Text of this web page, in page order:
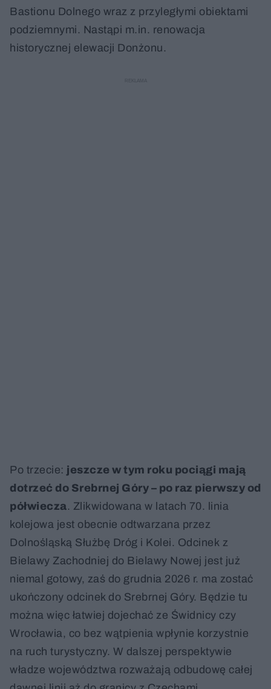
Bastionu Dolnego wraz z przyległymi obiektami
podziemnymi. Nastąpi m.in. renowacja
historycznej elewacji Donżonu.
Po trzecie: jeszcze w tym roku pociągi mają
dotrzeć do Srebrnej Góry – po raz pierwszy od
półwiecza. Zlikwidowana w latach 70. linia
kolejowa jest obecnie odtwarzana przez
Dolnośląską Służbę Dróg i Kolei. Odcinek z
Bielawy Zachodniej do Bielawy Nowej jest już
niemal gotowy, zaś do grudnia 2026 r. ma zostać
ukończony odcinek do Srebrnej Góry. Będzie tu
można więc łatwiej dojechać ze Świdnicy czy
Wrocławia, co bez wątpienia wpłynie korzystnie
na ruch turystyczny. W dalszej perspektywie
władze województwa rozważają odbudowę całej